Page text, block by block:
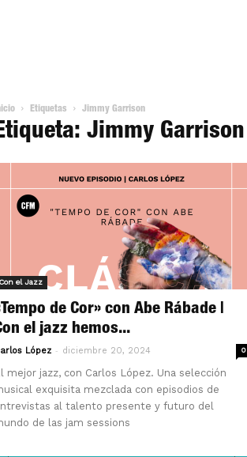
Etiquetas Jimmy Garrison
Jimmy Garrison
Con el Jazz
de Cor» con Abe Rábade |
el jazz hemos...
López - diciembre 20, 2024 0
mejor jazz, con Carlos López. Una selección
exquisita mezclada con episodios de
al talento presente y futuro del
de las jam sessions